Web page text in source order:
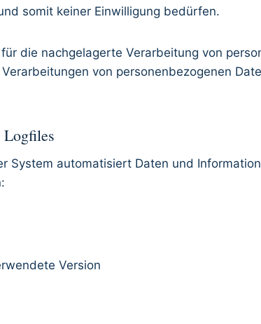
somit keiner Einwilligung bedürfen.
die nachgelagerte Verarbeitung von
von personenbezogenen
Logfiles
System automatisiert Daten und
Version